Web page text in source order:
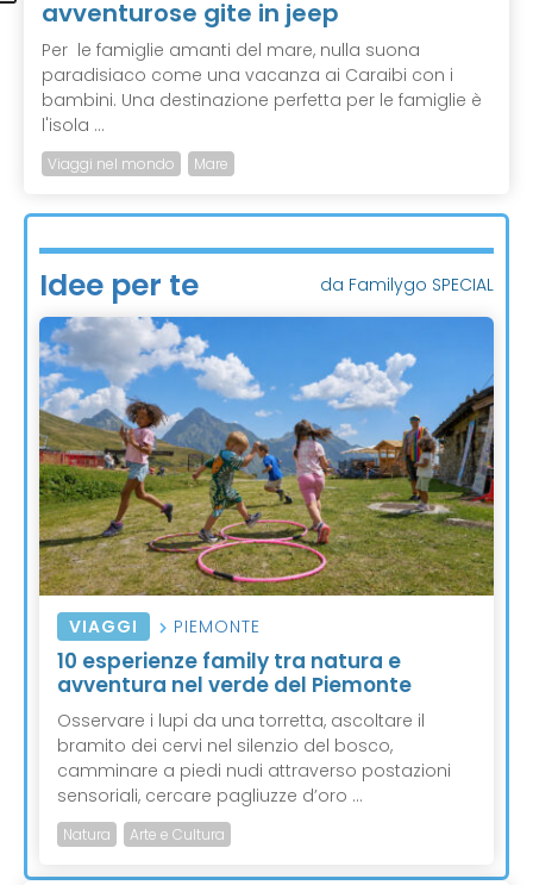
avventurose gite in jeep
Per le famiglie amanti del mare, nulla suona
paradisiaco come una vacanza ai Caraibi con i
bambini. Una destinazione perfetta per le famiglie è
l'isola ...
Viaggi nel mondo Mare
Idee per te da Familygo SPECIAL
VIAGGI PIEMONTE
10 esperienze family tra natura e
avventura nel verde del Piemonte
Osservare i lupi da una torretta, ascoltare il
bramito dei cervi nel silenzio del bosco,
camminare a piedi nudi attraverso postazioni
sensoriali, cercare pagliuzze d’oro ...
Natura Arte e Cultura